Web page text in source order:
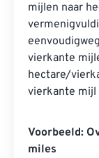
mijlen naar
vierkante
hectare/
vierkante mijl
Voorbeeld:
miles